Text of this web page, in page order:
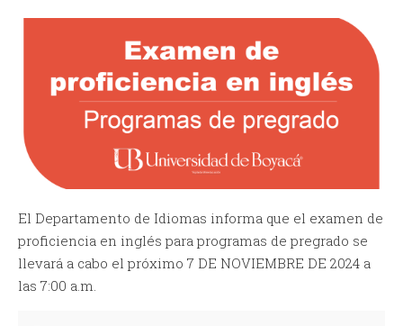
El Departamento de Idiomas informa que el examen de
proficiencia en inglés para programas de pregrado se
llevará a cabo el próximo 7 DE NOVIEMBRE DE 2024 a
las 7:00 a.m.